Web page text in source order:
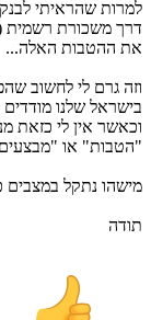
דרך משכורת רשמית
את ההטבות האלה...
וזה גרם לי לחשוב
בישראל שלנו
וכאשר אין לי כזאת
"הטבות" או
מישהו נתקל במצבים
תודה